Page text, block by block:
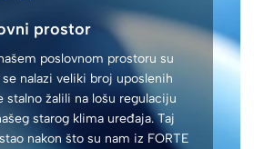
prostor
poslovnom prostoru su
nalazi veliki broj uposlenih
stalno žalili na lošu regulaciju
starog klima uređaja. Taj
nakon što su nam iz FORTE